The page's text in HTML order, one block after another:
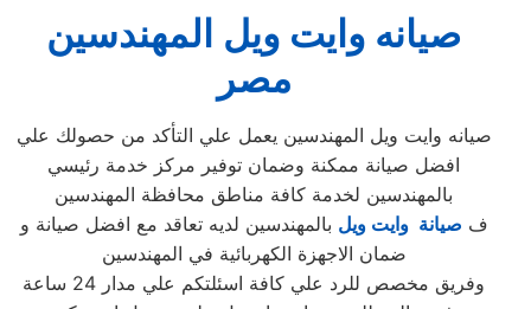
صيانه وايت ويل المهندسين
مصر
صيانه وايت ويل المهندسين يعمل علي التأكد من حصولك علي
افضل صيانة ممكنة وضمان توفير مركز خدمة رئيسي
بالمهندسين لخدمة كافة مناطق محافظة المهندسين
ف صيانة وايت ويل بالمهندسين لديه تعاقد مع افضل صيانة و
ضمان الاجهزة الكهربائية في المهندسين
وفريق مخصص للرد علي كافة اسئلتكم علي مدار 24 ساعة